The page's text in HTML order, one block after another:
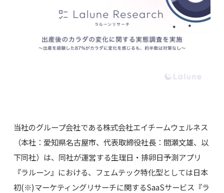
当社のグループ会社である株式会社エイチームウェルネス
（本社：愛知県名古屋市、代表取締役社長：間瀬文雄、以
下同社）は、同社が運営する生理日・排卵日予測アプリ
『ラルーン』における、フェムテック特化型としては日本
初(※)マーケティングリサーチに関するSaaSサービス『ラ